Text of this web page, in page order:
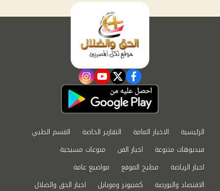
facebook
twitter
youtube
instagram
الرئيسية الاخبار العامة التقارير الخاصة
القسم الطبي
فيديوهات متنوعة
اخبار الفن
منوعات مسيحية
اخبار الرياضة
مطبخ الموقع
مواضيع عامة
الاقتصاد والبورصة
كمبيوتر وموبايل اخبار الحق والضلال